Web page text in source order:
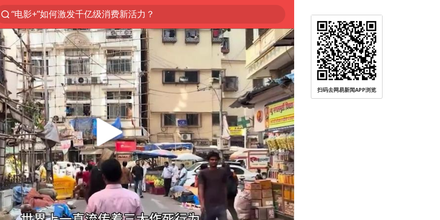
“电影+”如何激发千亿级消费新活力？
台风白海豚已进入24小时警戒线
上海：台风白海豚或将带来龙卷风
38岁演员求职万岁山NPC成功
国乒男单横滨冠军赛全军覆没
四川宜宾高县4.9级地震致1死
秋天的第一杯奶茶到底有多火
中巨芯：上半年归母净利润1405.77万元
东航：国内客票提前14天免费退改
日本试射“战斧”导弹，国防部回应
U17国足三连胜晋级明日之星半决赛
扫码去网易新闻APP浏览